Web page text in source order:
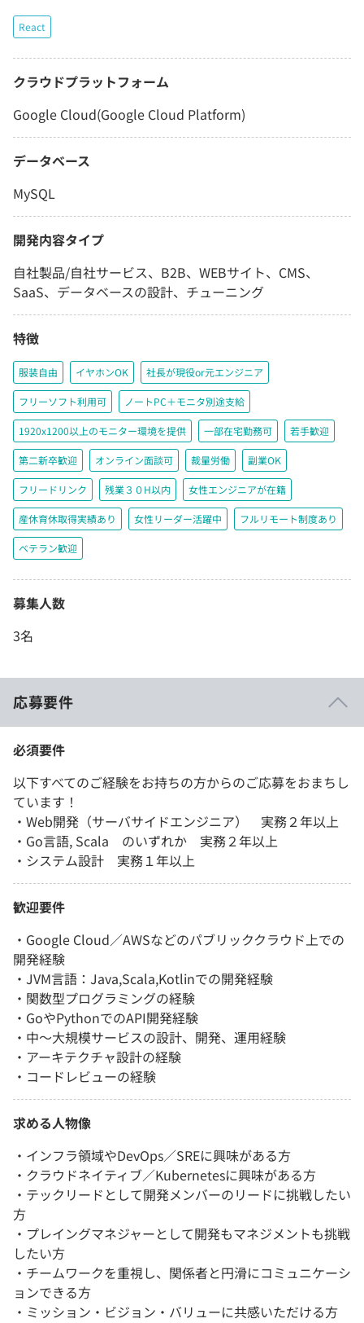
React
クラウドプラットフォーム
Google Cloud(Google Cloud Platform)
データベース
MySQL
開発内容タイプ
自社製品/自社サービス、B2B、WEBサイト、CMS、
SaaS、データベースの設計、チューニング
特徴
服装自由 イヤホンOK 社長が現役or元エンジニア
フリーソフト利用可 ノートPC＋モニタ別途支給
1920x1200以上のモニター環境を提供 一部在宅勤務可 若手歓迎
第二新卒歓迎 オンライン面談可 裁量労働 副業OK
フリードリンク 残業３０H以内 女性エンジニアが在籍
産休育休取得実績あり 女性リーダー活躍中 フルリモート制度あり
ベテラン歓迎
募集人数
3名
応募要件
必須要件
以下すべてのご経験をお持ちの方からのご応募をおまちし
ています！
・Web開発（サーバサイドエンジニア） 実務２年以上
・Go言語, Scala のいずれか 実務２年以上
・システム設計 実務１年以上
歓迎要件
・Google Cloud／AWSなどのパブリッククラウド上での
開発経験
・JVM言語：Java,Scala,Kotlinでの開発経験
・関数型プログラミングの経験
・GoやPythonでのAPI開発経験
・中〜大規模サービスの設計、開発、運用経験
・アーキテクチャ設計の経験
・コードレビューの経験
求める人物像
・インフラ領域やDevOps／SREに興味がある方
・クラウドネイティブ／Kubernetesに興味がある方
・テックリードとして開発メンバーのリードに挑戦したい
方
・プレイングマネジャーとして開発もマネジメントも挑戦
したい方
・チームワークを重視し、関係者と円滑にコミュニケーシ
ョンできる方
・ミッション・ビジョン・バリューに共感いただける方